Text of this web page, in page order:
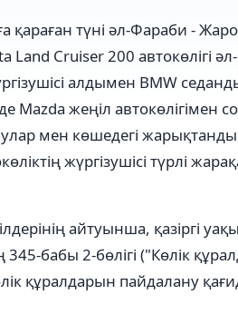
қараған түні әл-Фараби -
Land Cruiser 200 автокөлігі
алдымен BMW
Mazda жеңіл автокөлігімен
мен көшедегі
жүргізушісі түрлі
айтуынша, қазіргі
бабы 2-бөлігі ("Көлiк
құралдарын пайдалану